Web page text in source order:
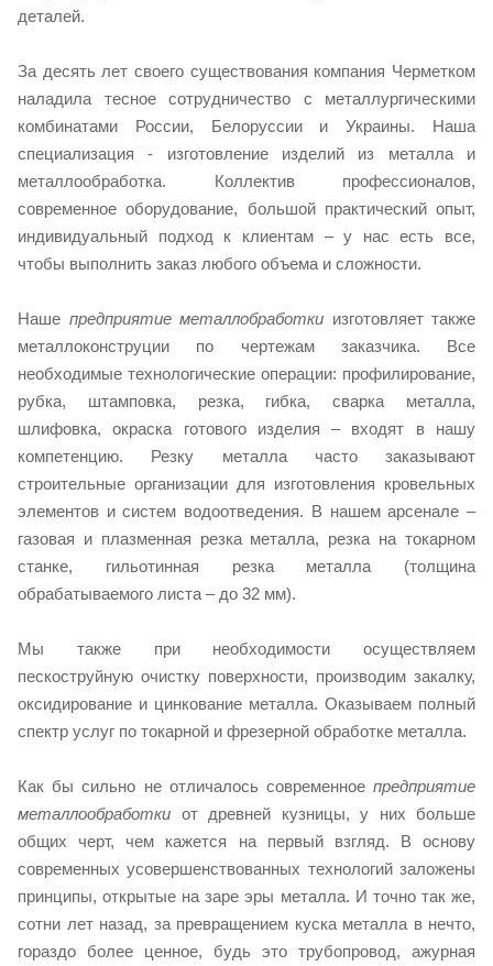
деталей.
За десять лет своего существования компания Черметком
наладила тесное сотрудничество с металлургическими
комбинатами России, Белоруссии и Украины. Наша
специализация - изготовление изделий из металла и
металлообработка. Коллектив профессионалов,
современное оборудование, большой практический опыт,
индивидуальный подход к клиентам – у нас есть все,
чтобы выполнить заказ любого объема и сложности.
Наше предприятие металлобработки изготовляет также
металлоконструции по чертежам заказчика. Все
необходимые технологические операции: профилирование,
рубка, штамповка, резка, гибка, сварка металла,
шлифовка, окраска готового изделия – входят в нашу
компетенцию. Резку металла часто заказывают
строительные организации для изготовления кровельных
элементов и систем водоотведения. В нашем арсенале –
газовая и плазменная резка металла, резка на токарном
станке, гильотинная резка металла (толщина
обрабатываемого листа – до 32 мм).
Мы также при необходимости осуществляем
пескоструйную очистку поверхности, производим закалку,
оксидирование и цинкование металла. Оказываем полный
спектр услуг по токарной и фрезерной обработке металла.
Как бы сильно не отличалось современное предприятие
металлообработки от древней кузницы, у них больше
общих черт, чем кажется на первый взгляд. В основу
современных усовершенствованных технологий заложены
принципы, открытые на заре эры металла. И точно так же,
сотни лет назад, за превращением куска металла в нечто,
гораздо более ценное, будь это трубопровод, ажурная